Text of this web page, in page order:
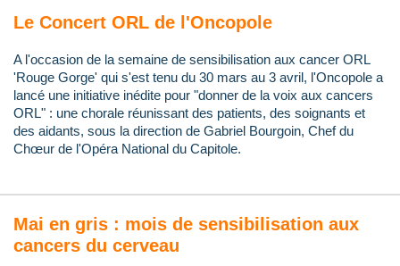
Le Concert ORL de l'Oncopole
A l'occasion de la semaine de sensibilisation aux cancer ORL
'Rouge Gorge' qui s'est tenu du 30 mars au 3 avril, l'Oncopole a
lancé une initiative inédite pour "donner de la voix aux cancers
ORL" : une chorale réunissant des patients, des soignants et
des aidants, sous la direction de Gabriel Bourgoin, Chef du
Chœur de l'Opéra National du Capitole.
Mai en gris : mois de sensibilisation aux
cancers du cerveau